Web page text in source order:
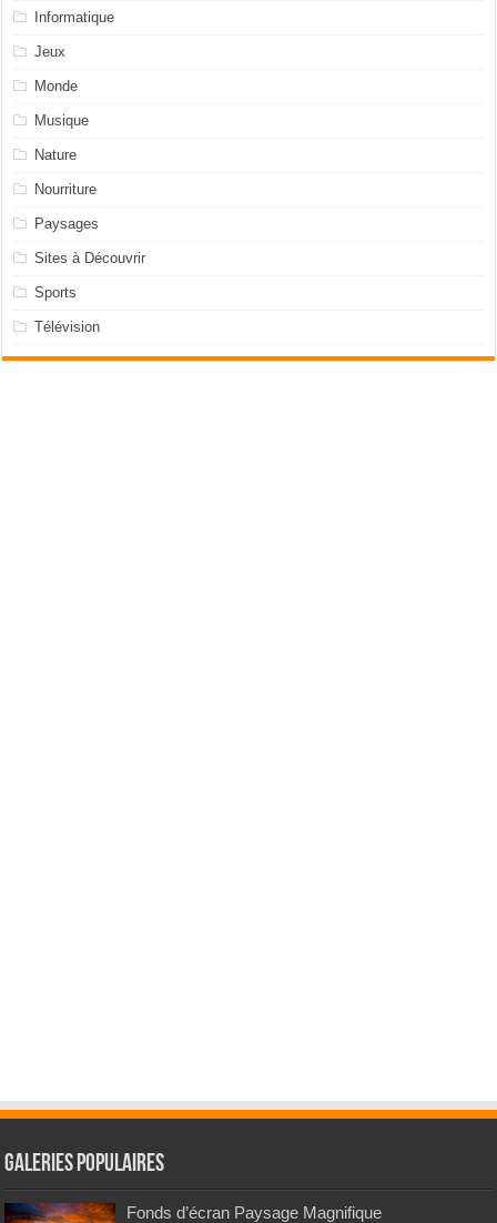
Informatique
Jeux
Monde
Musique
Nature
Nourriture
Paysages
Sites à Découvrir
Sports
Télévision
Galeries Populaires
Fonds d’écran Paysage Magnifique